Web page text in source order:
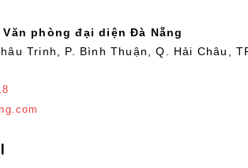
Văn phòng đại diện Đà Nẵng
Trinh, P. Bình Thuận, Q. Hải Châu,